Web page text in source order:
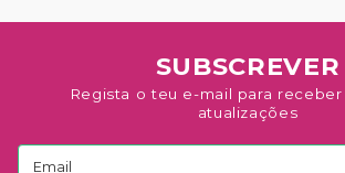
SUBSCREVER
Regista o teu e-mail para
atualizações